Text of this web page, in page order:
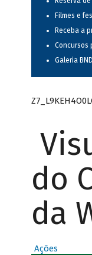
Filmes e
Receba a
Concursos
Galeria
do
da
Ações